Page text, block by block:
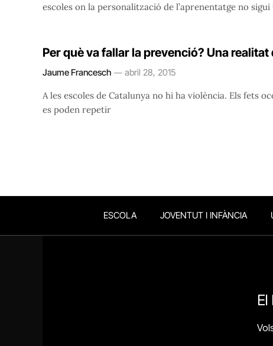
escoles on la personalització de l’aprenentatge no
Per què va fallar la prevenció? Una
Jaume Francesch abril 28, 2015
A les escoles de Catalunya no hi ha violència. Els fets
es poden repetir
ESCOLA JOVENTUT I INFÀNCIA